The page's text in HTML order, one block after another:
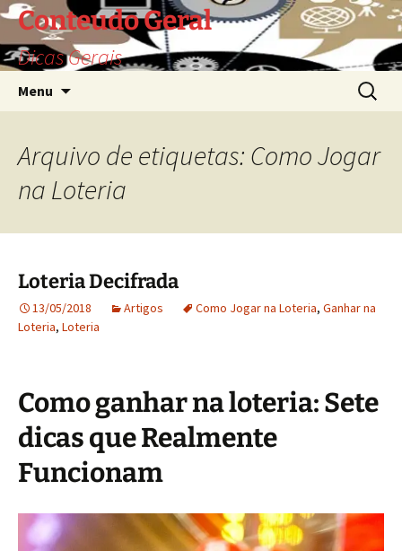
Saltar
para
o
conteúdo
Conteudo Geral
Dicas Gerais
Menu
por:
Arquivo de etiquetas: Como Jogar
na Loteria
Loteria Decifrada
13/05/2018 Artigos Como Jogar na Loteria, Ganhar na
Loteria, Loteria
Como ganhar na loteria: Sete
dicas que Realmente
Funcionam